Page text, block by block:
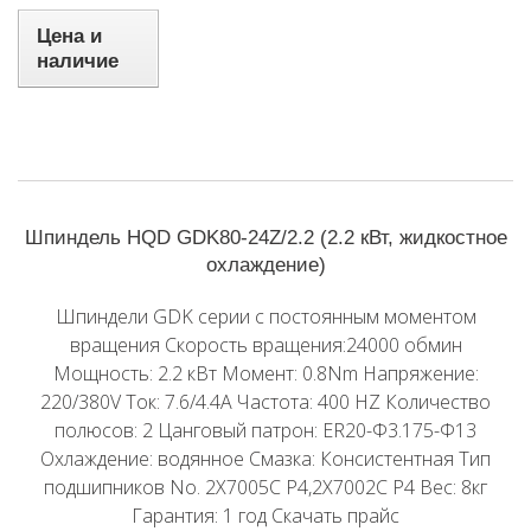
Цена и
наличие
Шпиндель HQD GDK80-24Z/2.2 (2.2 кВт, жидкостное
охлаждение)
Шпиндели GDK серии с постоянным моментом
вращения Скорость вращения:24000 обмин
Мощность: 2.2 кВт Момент: 0.8Nm Напряжение:
220/380V Ток: 7.6/4.4A Частота: 400 HZ Количество
полюсов: 2 Цанговый патрон: ER20-Φ3.175-Φ13
Охлаждение: водянное Смазка: Консистентная Тип
подшипников No. 2X7005C P4,2X7002C P4 Вес: 8кг
Гарантия: 1 год Скачать прайс